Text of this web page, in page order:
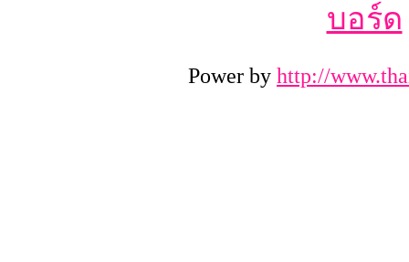
บอร์ด
Power by http://